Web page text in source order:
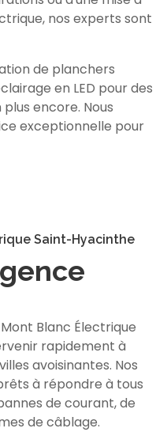
nos experts sont
de planchers
en LED pour des
encore. Nous
exceptionnelle pour
Saint-Hyacinthe
Blanc Électrique
rapidement à
avoisinantes. Nos
à répondre à tous
de courant, de
de câblage.